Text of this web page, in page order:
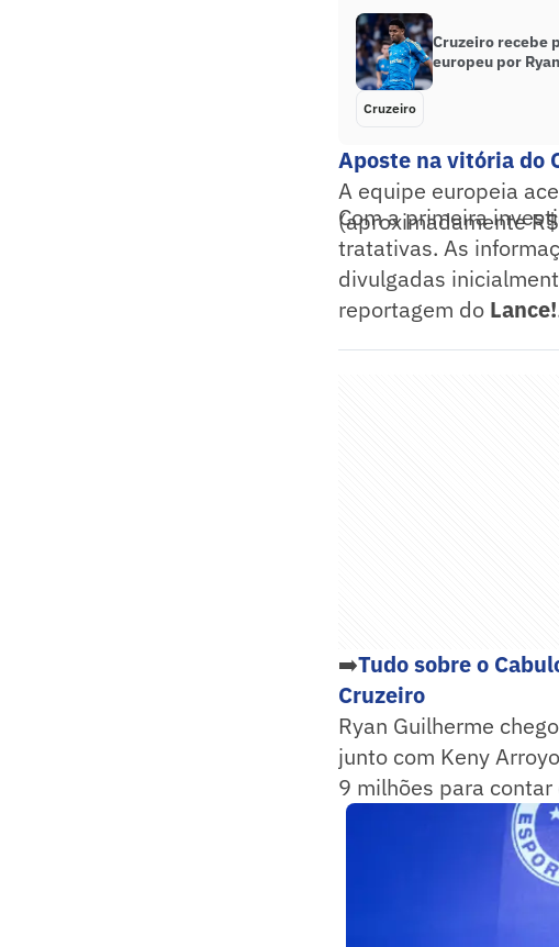
Cruzeiro recebe
europeu por
Cruzeiro
Aposte na vitória do
A equipe europeia
(aproximadamente
Com a primeira
tratativas. As
divulgadas
reportagem do Lance!
➡️Tudo sobre o
Cruzeiro
Ryan Guilherme
junto com Keny
9 milhões para contar